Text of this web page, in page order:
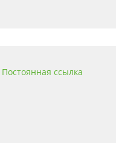
Постоянная ссылка